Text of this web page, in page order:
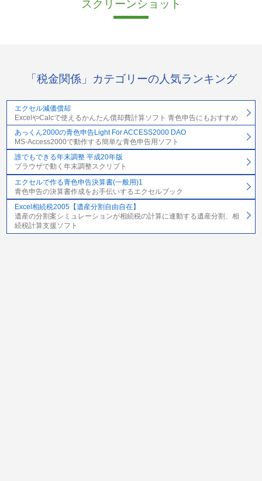
スクリーンショット
「税金関係」カテゴリーの人気ランキング
エクセル減価償却
ExcelやCalcで使えるかんたん償却費計算ソフト 青色申告にもおすすめ
あっくん2000の青色申告Light For ACCESS2000 DAO
MS-Access2000で動作する簡単な青色申告用ソフト
誰でもできる年末調整 平成20年版
ブラウザで動く年末調整スクリプト
エクセルで作る青色申告決算書(一般用)1
青色申告の決算書作成をお手伝いするエクセルブック
Excel相続税2005【遺産分割自由自在】
遺産の分割案シミュレーションが相続税の計算に連動する遺産分割、相
続税計算支援ソフト